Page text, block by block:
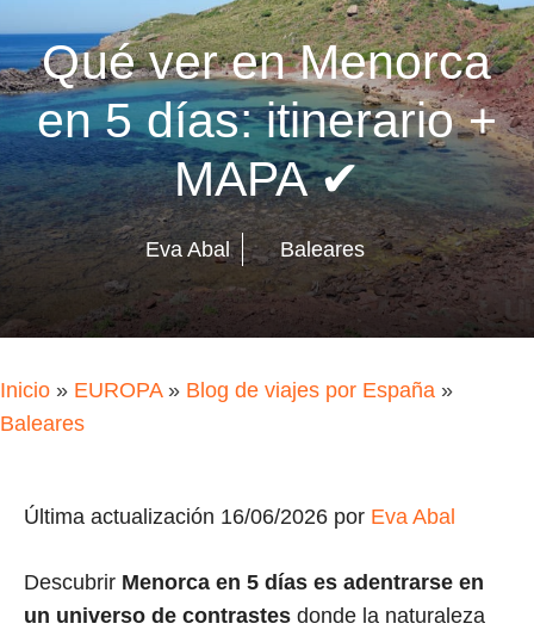
Qué ver en Menorca
en 5 días: itinerario +
MAPA ✔
Eva Abal Baleares
Inicio » EUROPA» Blog de viajes por España »
Baleares
Última actualización 16/06/2026 por Eva Abal
Descubrir Menorca en 5 días es adentrarse en
un universo de contrastes donde la naturaleza